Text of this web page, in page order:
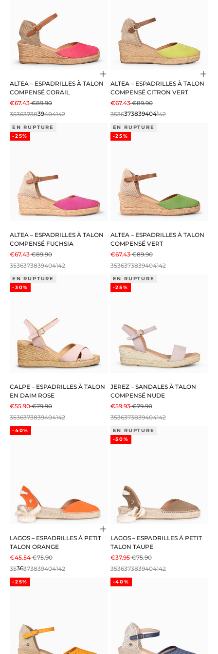
Choisir les options
ALTEA – ESPADRILLES À TALON
COMPENSÉ CORAIL
PRIX DE VENTE
€67.43PRIX NORMAL
€89.90
3536373839404142
ALTEA – ESPADRILLES À TALON
COMPENSÉ CITRON VERT
PRIX DE VENTE
€67.43PRIX NORMAL
€89.90
3536373839404142
EN RUPTURE
-25%
ALTEA – ESPADRILLES À TALON
COMPENSÉ FUCHSIA
PRIX DE VENTE
€67.43PRIX NORMAL
€89.90
3536373839404142
EN RUPTURE
-25%
ALTEA – ESPADRILLES À TALON
COMPENSÉ VERT
PRIX DE VENTE
€67.43PRIX NORMAL
€89.90
3536373839404142
EN RUPTURE
-30%
CALPE – ESPADRILLES À TALON
EN DAIM ROSE
PRIX DE VENTE
€55.90PRIX NORMAL
€79.90
3536373839404142
EN RUPTURE
-25%
JEREZ – SANDALES À TALON
COMPENSÉ NUDE
PRIX DE VENTE
€59.93PRIX NORMAL
€79.90
3536373839404142
-40%
Choisir les options
LAGOS – ESPADRILLES À PETIT
TALON ORANGE
PRIX DE VENTE
€45.54PRIX NORMAL
€75.90
3536373839404142
EN RUPTURE
-50%
LAGOS – ESPADRILLES À PETIT
TALON TAUPE
PRIX DE VENTE
€37.95PRIX NORMAL
€75.90
3536373839404142
-25% -40%